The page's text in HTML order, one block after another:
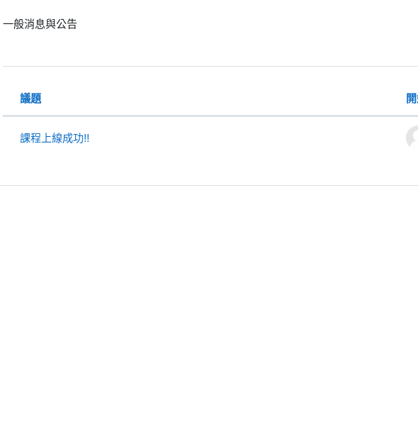
一般消息與公告
List of discussions. Showing 1 of 1 discussions
狀態
議題
課程上線成功!!